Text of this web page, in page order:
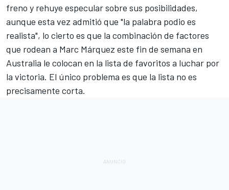
freno y rehuye especular sobre sus posibilidades,
aunque esta vez admitió que "la palabra podio es
realista", lo cierto es que la combinación de factores
que rodean a Marc Márquez este fin de semana en
Australia le colocan en la lista de favoritos a luchar por
la victoria. El único problema es que la lista no es
precisamente corta.